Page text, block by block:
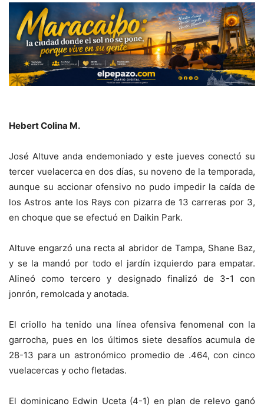
Hebert Colina M.
José Altuve anda endemoniado y este jueves conectó su
tercer vuelacerca en dos días, su noveno de la temporada,
aunque su accionar ofensivo no pudo impedir la caída de
los Astros ante los Rays con pizarra de 13 carreras por 3,
en choque que se efectuó en Daikin Park.
Altuve engarzó una recta al abridor de Tampa, Shane Baz,
y se la mandó por todo el jardín izquierdo para empatar.
Alineó como tercero y designado finalizó de 3-1 con
jonrón, remolcada y anotada.
El criollo ha tenido una línea ofensiva fenomenal con la
garrocha, pues en los últimos siete desafíos acumula de
28-13 para un astronómico promedio de .464, con cinco
vuelacercas y ocho fletadas.
El dominicano Edwin Uceta (4-1) en plan de relevo ganó